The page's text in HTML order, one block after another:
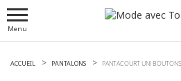
Menu
ACCUEIL PANTALONS PANTACOURT UNI